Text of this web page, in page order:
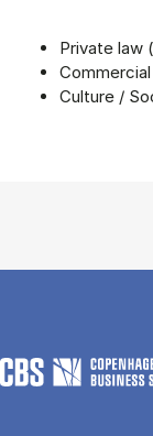
Private law
Culture /